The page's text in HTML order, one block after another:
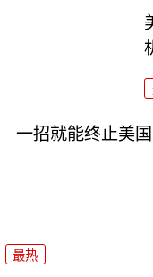
一招就能终止美
最热